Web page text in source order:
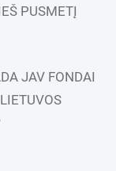
PUSMETĮ
JAV FONDAI